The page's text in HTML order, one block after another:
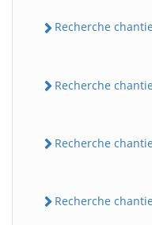
Recherche
Recherche
Recherche
Recherche